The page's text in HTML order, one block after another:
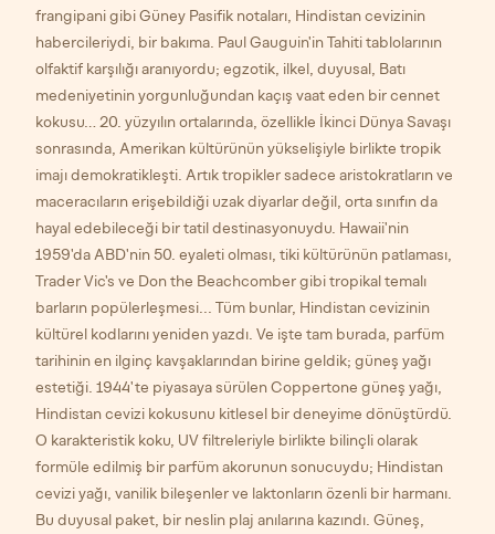
frangipani gibi Güney Pasifik notaları, Hindistan cevizinin
habercileriydi, bir bakıma. Paul Gauguin'in Tahiti tablolarının
olfaktif karşılığı aranıyordu; egzotik, ilkel, duyusal, Batı
medeniyetinin yorgunluğundan kaçış vaat eden bir cennet
kokusu… 20. yüzyılın ortalarında, özellikle İkinci Dünya Savaşı
sonrasında, Amerikan kültürünün yükselişiyle birlikte tropik
imajı demokratikleşti. Artık tropikler sadece aristokratların ve
maceracıların erişebildiği uzak diyarlar değil, orta sınıfın da
hayal edebileceği bir tatil destinasyonuydu. Hawaii'nin
1959'da ABD'nin 50. eyaleti olması, tiki kültürünün patlaması,
Trader Vic's ve Don the Beachcomber gibi tropikal temalı
barların popülerleşmesi... Tüm bunlar, Hindistan cevizinin
kültürel kodlarını yeniden yazdı. Ve işte tam burada, parfüm
tarihinin en ilginç kavşaklarından birine geldik; güneş yağı
estetiği. 1944'te piyasaya sürülen Coppertone güneş yağı,
Hindistan cevizi kokusunu kitlesel bir deneyime dönüştürdü.
O karakteristik koku, UV filtreleriyle birlikte bilinçli olarak
formüle edilmiş bir parfüm akorunun sonucuydu; Hindistan
cevizi yağı, vanilik bileşenler ve laktonların özenli bir harmanı.
Bu duyusal paket, bir neslin plaj anılarına kazındı. Güneş,